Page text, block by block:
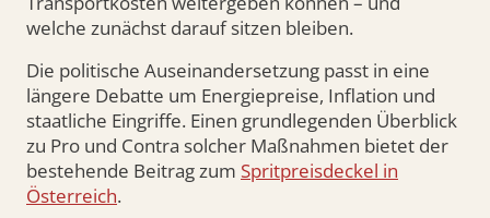
welche zunächst darauf sitzen bleiben.
Die politische Auseinandersetzung passt in eine
längere Debatte um Energiepreise, Inflation und
staatliche Eingriffe. Einen grundlegenden Überblick
zu Pro und Contra solcher Maßnahmen bietet der
bestehende Beitrag zum Spritpreisdeckel in
Österreich.